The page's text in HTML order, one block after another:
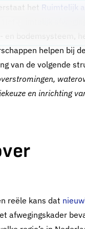
het Ruimtelijk
en bodemsysteem,
helpen bij
van de volgende
en inrichting
reële kans dat
afwegingskader